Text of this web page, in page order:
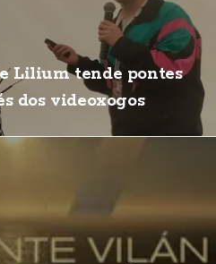
Lilium tende pontes
dos videoxogos